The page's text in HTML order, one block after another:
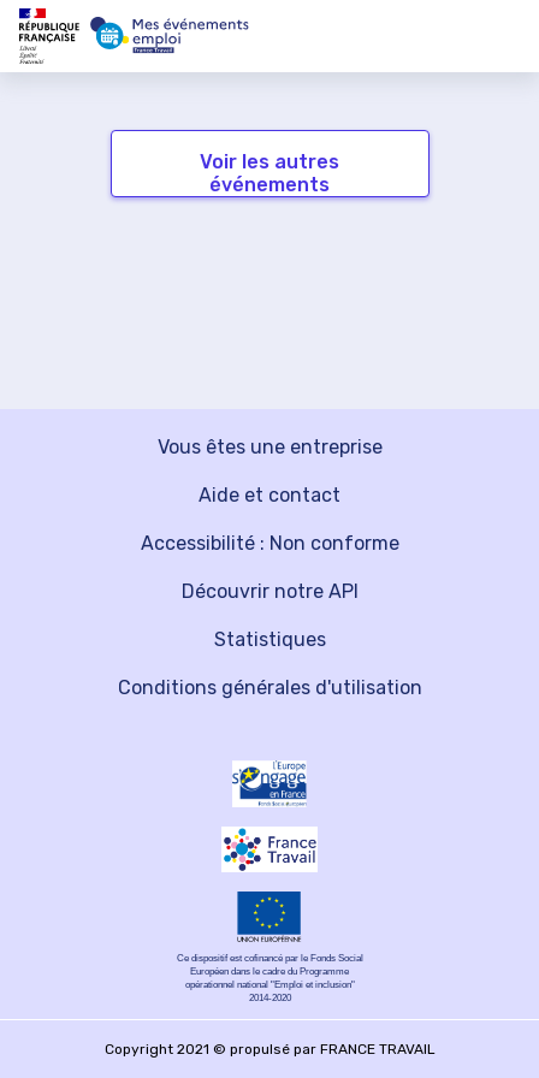
Voir les autres
événements
Vous êtes une entreprise
Découvrir notre API
Aide et contact
Statistiques
Accessibilité : Non conforme
Conditions générales d'utilisation
Ce dispositif est cofinancé par le Fonds Social
Européen dans le cadre du Programme
opérationnel national "Emploi et inclusion"
2014-2020
Copyright 2021 © propulsé par FRANCE TRAVAIL